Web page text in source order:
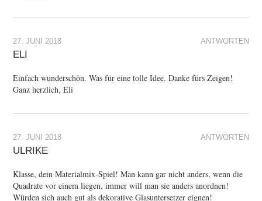
ANTWORTEN
27. JUNI 2018
ELI
Einfach wunderschön. Was für eine tolle Idee. Danke fürs Zeigen!
Ganz herzlich, Eli
ANTWORTEN
27. JUNI 2018
ULRIKE
Klasse, dein Materialmix-Spiel! Man kann gar nicht anders, wenn die
Quadrate vor einem liegen, immer will man sie anders anordnen!
Würden sich auch gut als dekorative Glasuntersetzer eignen!